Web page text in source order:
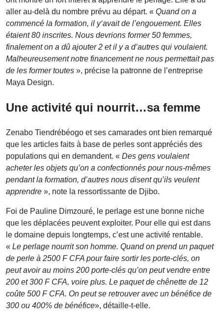
aller au-delà du nombre prévu au départ. « Quand on a
commencé la formation, il y‘avait de l’engouement. Elles
étaient 80 inscrites. Nous devrions former 50 femmes,
finalement on a dû ajouter 2 et il y a d’autres qui voulaient.
Malheureusement notre financement ne nous permettait pas
de les former toutes », précise la patronne de l’entreprise
Maya Design.
Une activité qui nourrit…sa femme
Zenabo Tiendrébéogo et ses camarades ont bien remarqué
que les articles faits à base de perles sont appréciés des
populations qui en demandent. « Des gens voulaient
acheter les objets qu’on a confectionnés pour nous-mêmes
pendant la formation, d’autres nous disent qu’ils veulent
apprendre », note la ressortissante de Djibo.
Foi de Pauline Dimzouré, le perlage est une bonne niche
que les déplacées peuvent exploiter. Pour elle qui est dans
le domaine depuis longtemps, c’est une activité rentable.
« Le perlage nourrit son homme. Quand on prend un paquet
de perle à 2500 F CFA pour faire sortir les porte-clés, on
peut avoir au moins 200 porte-clés qu’on peut vendre entre
200 et 300 F CFA, voire plus. Le paquet de chênette de 12
coûte 500 F CFA. On peut se retrouver avec un bénéfice de
300 ou 400% de bénéfice», détaille-t-elle.